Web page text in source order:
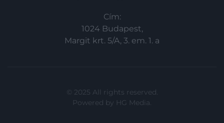
Cím:
1024 Budapest,
Margit krt. 5/A, 3. em. 1. a
© 2025 All rights reserved.
Powered by HG Media